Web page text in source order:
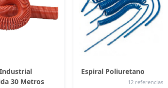
30 Metros
Espiral Poliuretano
12 referencias